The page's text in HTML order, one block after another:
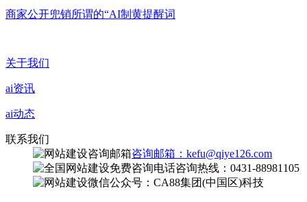
商家公开兜销所谓的“AI制黄提醒词
关于我们
ai资讯
ai动态
联系我们
咨询邮箱：kefu@qiye126.com
咨询热线：0431-88981105
微信公众号：CA88集团(中国区)科技